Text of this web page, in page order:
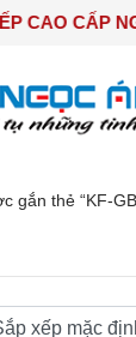
CAO CẤP
gắn thẻ “KF-